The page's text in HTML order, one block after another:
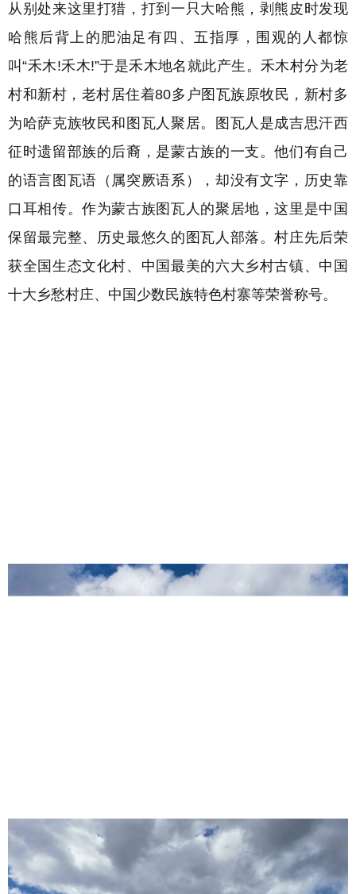
从别处来这里打猎，打到一只大哈熊，剥熊皮时发现
哈熊后背上的肥油足有四、五指厚，围观的人都惊
叫“禾木!禾木!”于是禾木地名就此产生。 禾木村分为老
村和新村，老村居住着80多户图瓦族原牧民，新村多
为哈萨克族牧民和图瓦人聚居。
图瓦人是成吉思汗西
征时遗留部族的后裔，是蒙古族的一支。他们有自己
的语言图瓦语（属突厥语系），却没有文字，历史靠
口耳相传。作为蒙古族图瓦人的聚居地，这里是中国
保留最完整、历史最悠久的图瓦人部落。村庄先后荣
获全国生态文化村、中国最美的六大乡村古镇、中国
十大乡愁村庄、中国少数民族特色村寨等荣誉称号。